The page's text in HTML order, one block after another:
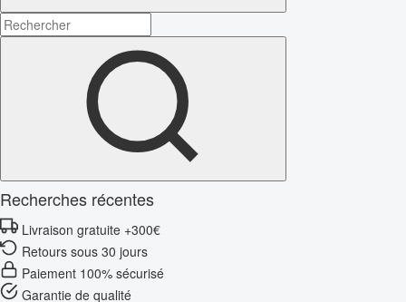
Recherches récentes
Livraison gratuite +300€
Retours sous 30 jours
Paiement 100% sécurisé
Garantie de qualité